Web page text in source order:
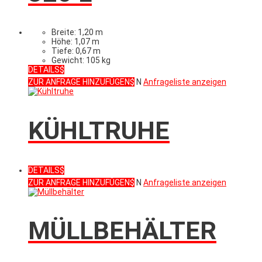
Breite: 1,20 m
Höhe: 1,07 m
Tiefe: 0,67 m
Gewicht: 105 kg
DETAILS
ZUR ANFRAGE HINZUFÜGEN
N Anfrageliste anzeigen
KÜHLTRUHE
DETAILS
ZUR ANFRAGE HINZUFÜGEN
N Anfrageliste anzeigen
MÜLLBEHÄLTER